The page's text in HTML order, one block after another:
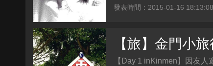
發表時間：2015-01-16
【旅】金門小旅
【Day 1 inKinmen】因友